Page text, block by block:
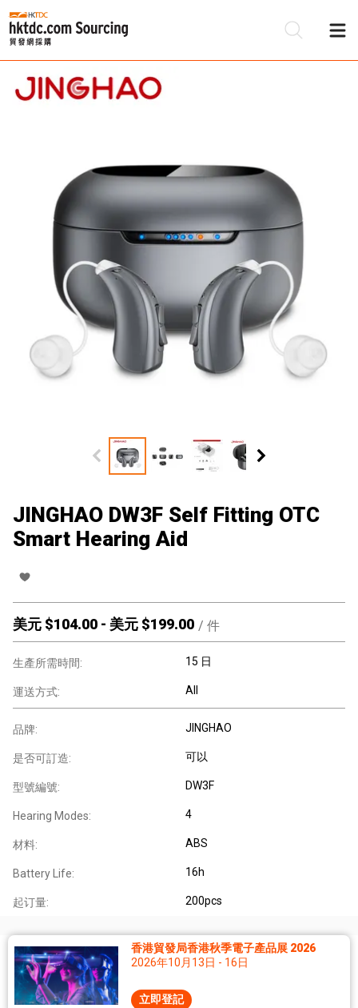
JINGHAO DW3F Self Fitting OTC
Smart Hearing Aid
美元 $104.00 - 美元 $199.00 / 件
生產所需時間: 15 日
運送方式: All
品牌: JINGHAO
是否可訂造: 可以
型號編號: DW3F
Hearing Modes: 4
材料: ABS
Battery Life: 16h
起订量: 200pcs
香港貿發局香港秋季電子產品展 2026
2026年10月13日 - 16日
立即登記